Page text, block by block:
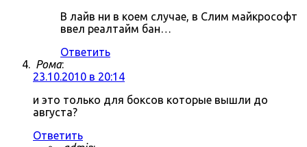
В лайв ни в коем случае, в Слим майкрософт
ввел реалтайм бан…
Ответить
Рома:
23.10.2010 в 20:14
и это только для боксов которые вышли до
августа?
Ответить